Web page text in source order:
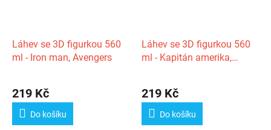
Láhev se 3D figurkou 560
ml - Iron man, Avengers
219 Kč
Do košíku
Láhev se 3D figurkou 560
ml - Kapitán amerika,
219 Kč
Do košíku